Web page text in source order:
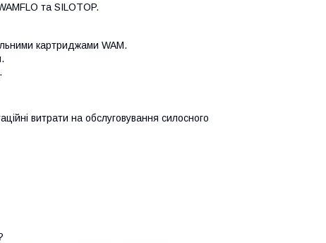
та SILOTOP.
картриджами WAM.
витрати на обслуговування силосного